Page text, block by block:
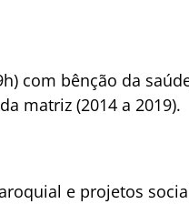
com bênção da
matriz (2014 a 2019).
e projetos